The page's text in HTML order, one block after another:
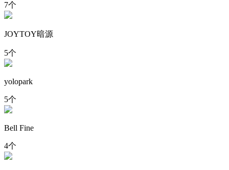
7个
JOYTOY暗源
5个
yolopark
5个
Bell Fine
4个